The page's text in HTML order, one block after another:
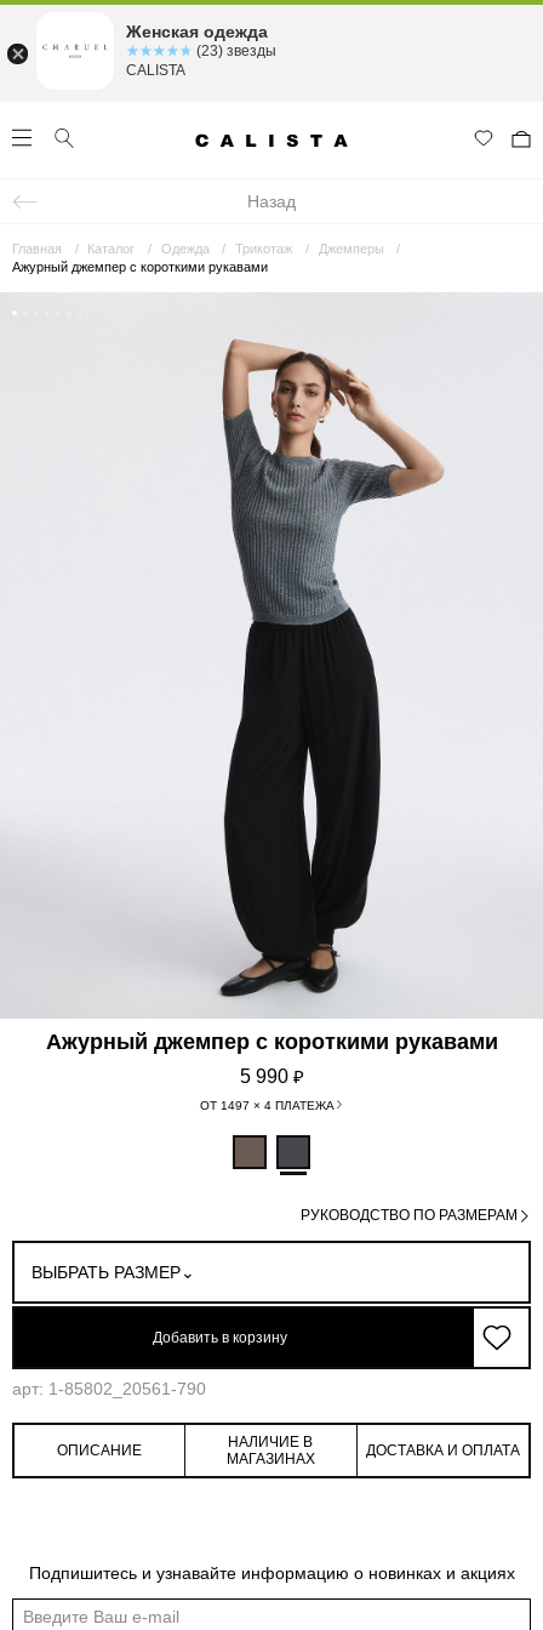
Назад
Главная Каталог Одежда Трикотаж
Джемперы
Ажурный джемпер с короткими рукавами
Ажурный джемпер с короткими рукавами
5 990 ₽
ОТ 1497 × 4 ПЛАТЕЖА
ВЫБРАТЬ РАЗМЕР
РУКОВОДСТВО ПО РАЗМЕРАМ
Добавить в корзину
арт: 1-85802_20561-790
Общая таблица размеров показывает нашу стандартную размерную линейку
Международный
ОПИСАНИЕ
НАЛИЧИЕ В
МАГАЗИНАХ
ДОСТАВКА И ОПЛАТА
Подпишитесь и узнавайте информацию о новинках и акциях
Женская одежда
☆☆☆☆☆
★★★★★ (23) звезды
CALISTA